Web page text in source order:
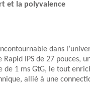
et la polyvalence
dans
IPS de 27 pouces,
de 1 ms GtG, le tout
allié à une